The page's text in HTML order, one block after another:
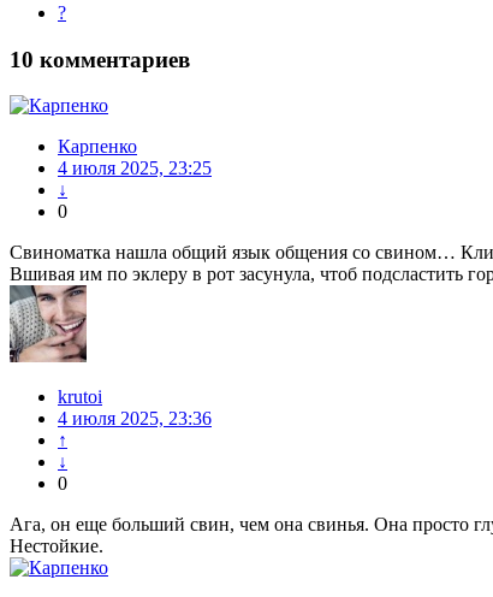
?
10 комментариев
Карпенко
4 июля 2025, 23:25
↓
0
Свиноматка нашла общий язык общения со свином…
Вшивая им по эклеру в рот засунула, чтоб подсластить
krutoi
4 июля 2025, 23:36
↑
↓
0
Ага, он еще больший свин, чем она свинья. Она просто
Нестойкие.